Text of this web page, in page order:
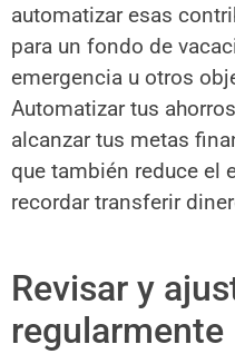
automatizar esas
para un fondo de
emergencia u otros
Automatizar tus
alcanzar tus metas
que también reduce el
recordar transferir
Revisar y
regularmente